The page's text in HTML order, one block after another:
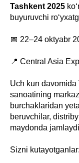
Tashkent 2025
buyuruvchi
📅 22–24 oktyabr
📍 Central Asia
Uch kun davomida
sanoatining
burchaklaridan
beruvchilar,
maydonda
Sizni kutayotganlar: